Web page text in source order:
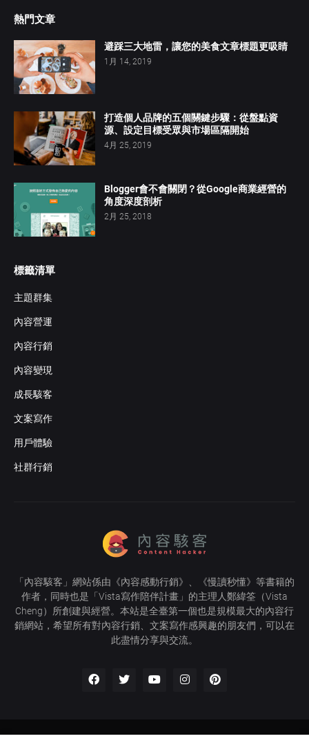
熱門文章
避踩三大地雷，讓您的美食文章標題更吸睛
1月 14, 2019
打造個人品牌的五個關鍵步驟：從盤點資
源、設定目標受眾與市場區隔開始
4月 25, 2019
Blogger會不會關閉？從Google商業經營的
角度深度剖析
2月 25, 2018
標籤清單
主題群集
內容營運
內容行銷
內容變現
成長駭客
文案寫作
用戶體驗
社群行銷
「 內容駭客 」網站係由《內容感動行銷》、《慢讀秒懂》等書籍的
作者，同時也是「 Vista寫作陪伴計畫 」的主理人鄭緯筌 （Vista
Cheng）所創建與經營。本站是全臺第一個也是規模最大的內容行
銷網站，希望所有對內容行銷、文案寫作感興趣的朋友們，可以在
此盡情分享與交流。